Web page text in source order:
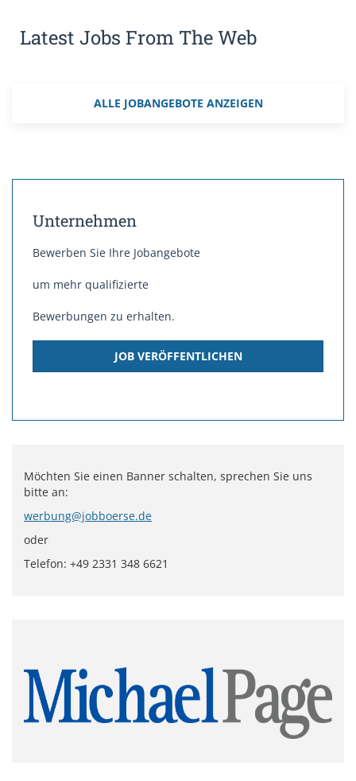
ein hochwertiger moderner Maschinenpark sorgen dafür,
Latest Jobs From The Web
ALLE JOBANGEBOTE ANZEIGEN
Unternehmen
Bewerben Sie Ihre Jobangebote
um mehr qualifizierte
Bewerbungen zu erhalten.
JOB VERÖFFENTLICHEN
Möchten Sie einen Banner schalten, sprechen Sie uns
bitte an:
werbung@jobboerse.de
oder
Telefon: +49 2331 348 6621